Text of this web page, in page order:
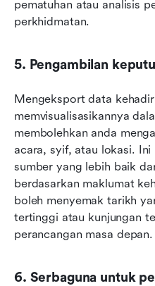
pematuhan atau analisis
perkhidmatan.
5. Pengambilan
Mengeksport data
memvisualisasikannya
membolehkan anda
acara, syif, atau lokasi.
sumber yang lebih baik
berdasarkan maklumat
boleh menyemak tarikh
tertinggi atau kunjungan
perancangan masa depan.
6. Serbaguna untuk